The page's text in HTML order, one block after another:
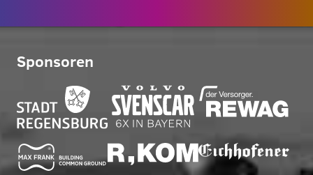
Sponsoren